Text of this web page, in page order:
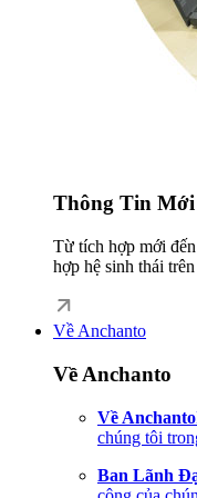
Thông Tin
Từ tích hợp mới
hợp hệ sinh thái
Về Anchanto
Về Anchanto
Về Anchanto
chúng tôi
Ban Lãnh